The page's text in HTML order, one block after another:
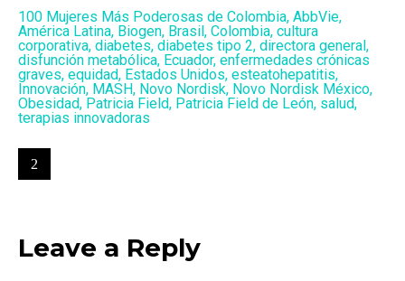
100 Mujeres Más Poderosas de Colombia, AbbVie,
América Latina, Biogen, Brasil , Colombia, cultura
corporativa, diabetes, diabetes tipo 2, directora general ,
disfunción metabólica, Ecuador, enfermedades crónicas
graves, equidad, Estados Unidos, esteatohepatitis,
Innovación, MASH, Novo Nordisk, Novo Nordisk México,
Obesidad, Patricia Field, Patricia Field de León, salud,
terapias innovadoras
Leave a Reply